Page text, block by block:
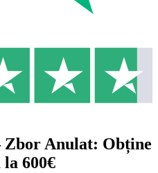
Zbor Anulat: Obține
la 600€